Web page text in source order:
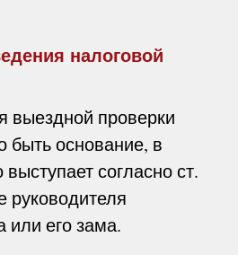
налоговой
проверки
быть основание, в
выступает согласно ст.
или его зама.